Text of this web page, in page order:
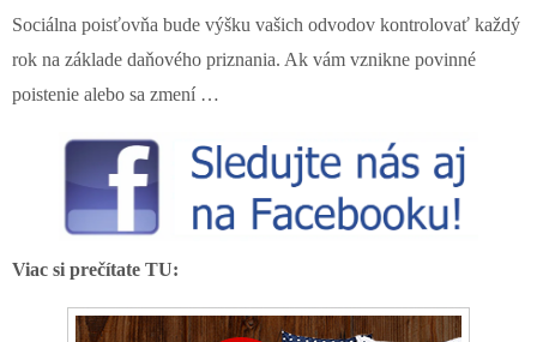
Sociálna poisťovňa bude výšku vašich odvodov kontrolovať každý
rok na základe daňového priznania. Ak vám vznikne povinné
poistenie alebo sa zmení …
Viac si prečítate TU: